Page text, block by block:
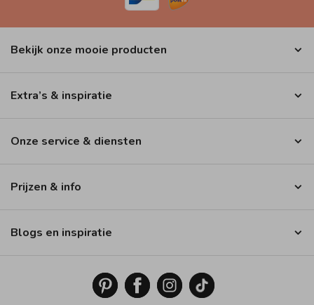
Bekijk onze mooie producten
Extra’s & inspiratie
Onze service & diensten
Prijzen & info
Blogs en inspiratie